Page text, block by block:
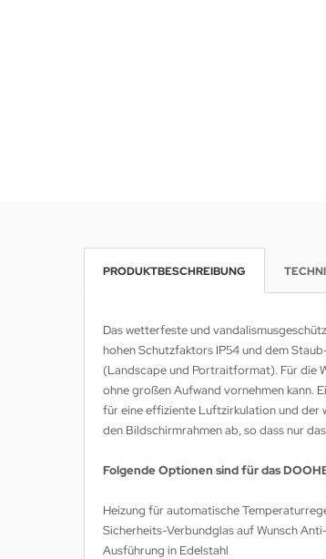
PRODUKTBESCHREIBUNG
Das wetterfeste und
hohen Schutzfaktors IP54 und dem
(Landscape und Portraitformat). Für die
ohne großen Aufwand vornehmen kann.
für eine effiziente Luftzirkulation und der
den Bildschirmrahmen ab, so dass nur
Folgende Optionen sind für das
Heizung für automatische
Sicherheits-Verbundglas auf Wunsch
Ausführung in Edelstahl